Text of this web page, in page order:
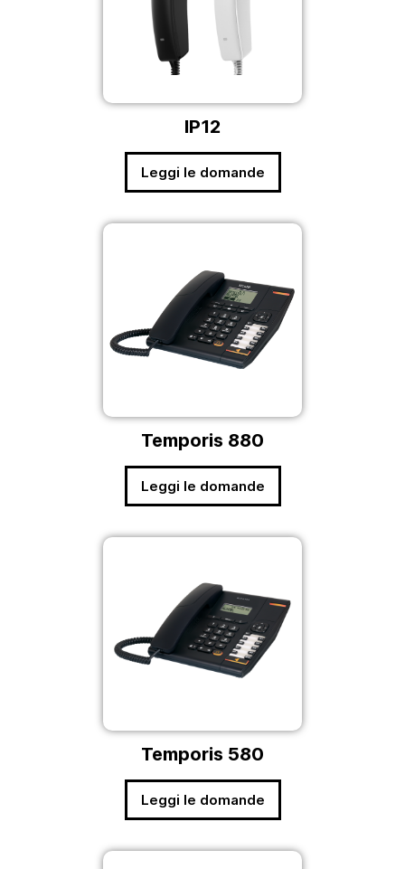
IP12
Leggi le domande
Temporis 880
Leggi le domande
Temporis 580
Leggi le domande